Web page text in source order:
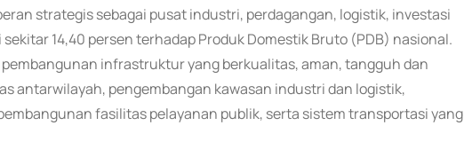
strategis sebagai pusat industri, perdagangan, logistik, investasi
14,40 persen terhadap Produk Domestik Bruto (PDB) nasional.
infrastruktur yang berkualitas, aman, tangguh dan
antarwilayah, pengembangan kawasan industri dan logistik,
fasilitas pelayanan publik, serta sistem transportasi yang